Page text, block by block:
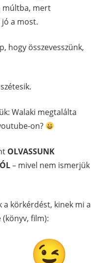
múltba, mert
a most.
összevesszünk,
Walaki megtalálta
on?
OLVASSUNK
– mivel nem ismerjük
körkérdést, kinek mi a
film):